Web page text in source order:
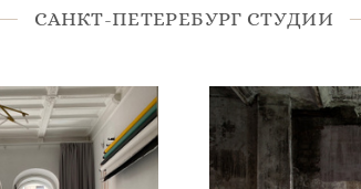
САНКТ-ПЕТЕРЕБУРГ СТУДИИ